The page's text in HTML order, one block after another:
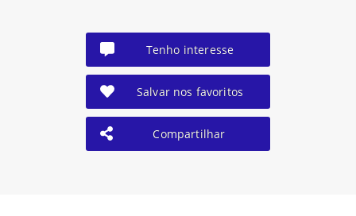
Tenho interesse
Salvar nos favoritos
Compartilhar